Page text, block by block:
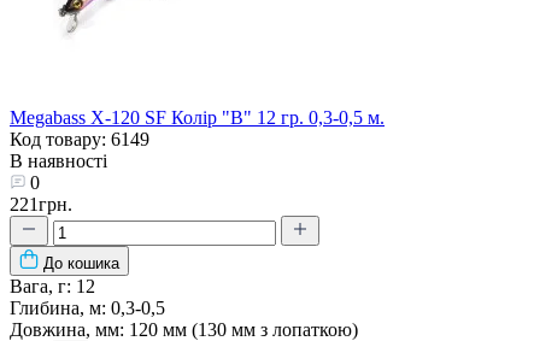
Megabass X-120 SF Колір "B" 12 гр. 0,3-0,5 м.
Код товару: 6149
В наявності
0
221грн.
До кошика
Вага, г: 12
Глибина, м: 0,3-0,5
Довжина, мм: 120 мм (130 мм з лопаткою)